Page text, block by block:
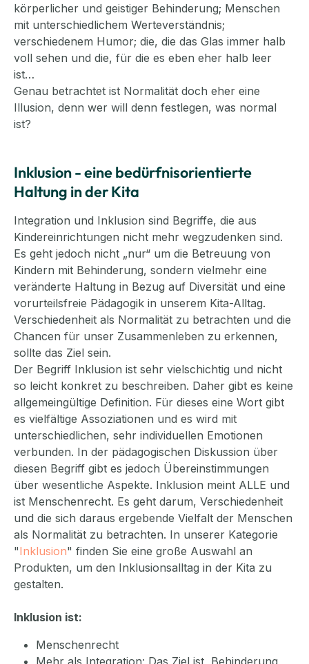
körperlicher und geistiger Behinderung; Menschen
mit unterschiedlichem Werteverständnis;
verschiedenem Humor; die, die das Glas immer halb
voll sehen und die, für die es eben eher halb leer
ist…
Genau betrachtet ist Normalität doch eher eine
Illusion, denn wer will denn festlegen, was normal
ist?
Inklusion - eine bedürfnisorientierte
Haltung in der Kita
Integration und Inklusion sind Begriffe, die aus
Kindereinrichtungen nicht mehr wegzudenken sind.
Es geht jedoch nicht „nur“ um die Betreuung von
Kindern mit Behinderung, sondern vielmehr eine
veränderte Haltung in Bezug auf Diversität und eine
vorurteilsfreie Pädagogik in unserem Kita-Alltag.
Verschiedenheit als Normalität zu betrachten und die
Chancen für unser Zusammenleben zu erkennen,
sollte das Ziel sein.
Der Begriff Inklusion ist sehr vielschichtig und nicht
so leicht konkret zu beschreiben. Daher gibt es keine
allgemeingültige Definition. Für dieses eine Wort gibt
es vielfältige Assoziationen und es wird mit
unterschiedlichen, sehr individuellen Emotionen
verbunden. In der pädagogischen Diskussion über
diesen Begriff gibt es jedoch Übereinstimmungen
über wesentliche Aspekte. Inklusion meint ALLE und
ist Menschenrecht. Es geht darum, Verschiedenheit
und die sich daraus ergebende Vielfalt der Menschen
als Normalität zu betrachten. In unserer Kategorie
"Inklusion" finden Sie eine große Auswahl an
Produkten, um den Inklusionsalltag in der Kita zu
gestalten.
Inklusion ist:
Menschenrecht